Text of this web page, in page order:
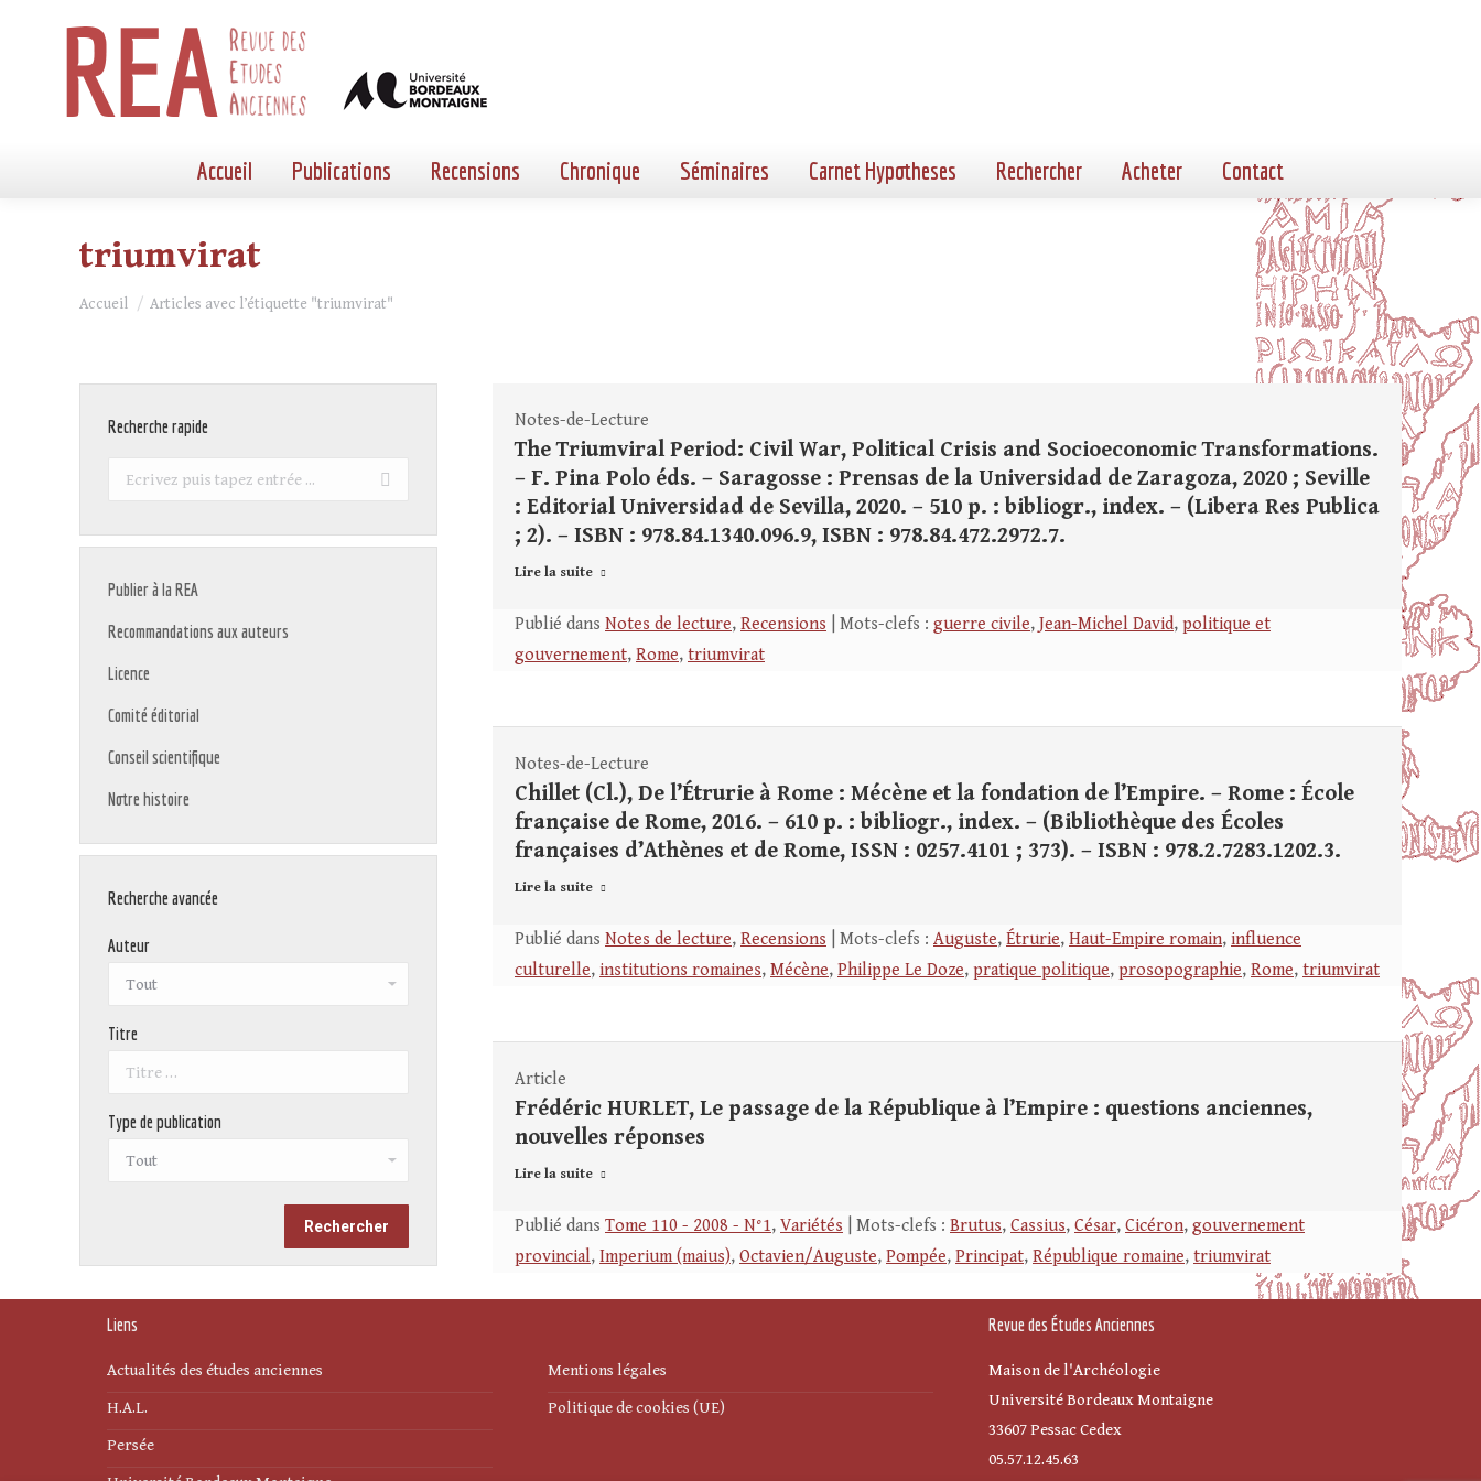
Accueil Publications Recensions Chronique Séminaires Carnet Hypotheses Rechercher Acheter Contact
triumvirat
Vous êtes ici :
Accueil Articles avec l’étiquette "triumvirat"
Notes-de-Lecture
The Triumviral Period: Civil War, Political Crisis and Socioeconomic Transformations.
– F. Pina Polo éds. – Saragosse : Prensas de la Universidad de Zaragoza, 2020 ; Seville
: Editorial Universidad de Sevilla, 2020. – 510 p. : bibliogr., index. – (Libera Res Publica
; 2). – ISBN : 978.84.1340.096.9, ISBN : 978.84.472.2972.7.
Lire la suite
Publié dans Notes de lecture, Recensions | Mots-clefs : guerre civile, Jean-Michel David, politique et
gouvernement, Rome, triumvirat
Notes-de-Lecture
Chillet (Cl.), De l’Étrurie à Rome : Mécène et la fondation de l’Empire. – Rome : École
française de Rome, 2016. – 610 p. : bibliogr., index. – (Bibliothèque des Écoles
françaises d’Athènes et de Rome, ISSN : 0257.4101 ; 373). – ISBN : 978.2.7283.1202.3.
Lire la suite
Publié dans Notes de lecture, Recensions | Mots-clefs : Auguste, Étrurie, Haut-Empire romain, influence
culturelle, institutions romaines, Mécène, Philippe Le Doze, pratique politique, prosopographie, Rome, triumvirat
Article
Frédéric HURLET, Le passage de la République à l’Empire : questions anciennes,
nouvelles réponses
Lire la suite
Publié dans Tome 110 - 2008 - N°1, Variétés | Mots-clefs : Brutus, Cassius, César, Cicéron, gouvernement
provincial, Imperium (maius), Octavien/Auguste, Pompée, Principat, République romaine, triumvirat
Recherche rapide
Recherche
Publier à la REA
Recommandations aux auteurs
Licence
Comité éditorial
Conseil scientifique
Notre histoire
Recherche avancée
Auteur
Titre
Type de publication
Liens
Actualités des études anciennes
H.A.L.
Persée
Mentions légales
Politique de cookies (UE)
Revue des Études Anciennes
Maison de l'Archéologie
Université Bordeaux Montaigne
33607 Pessac Cedex
05.57.12.45.63